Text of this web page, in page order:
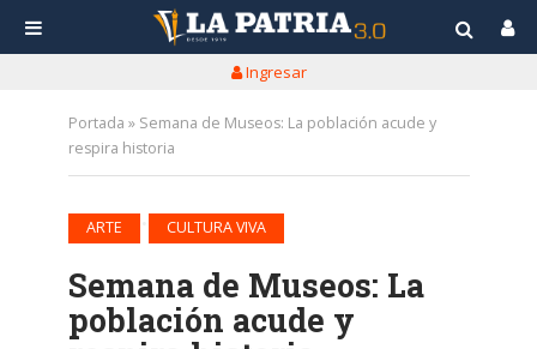
Ingresar
Portada » Semana de Museos: La población acude y
respira historia
ARTE CULTURA VIVA
Semana de Museos: La
población acude y